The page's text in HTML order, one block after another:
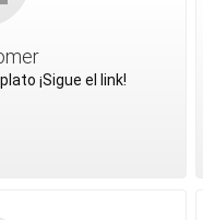
¡Sigue el link!